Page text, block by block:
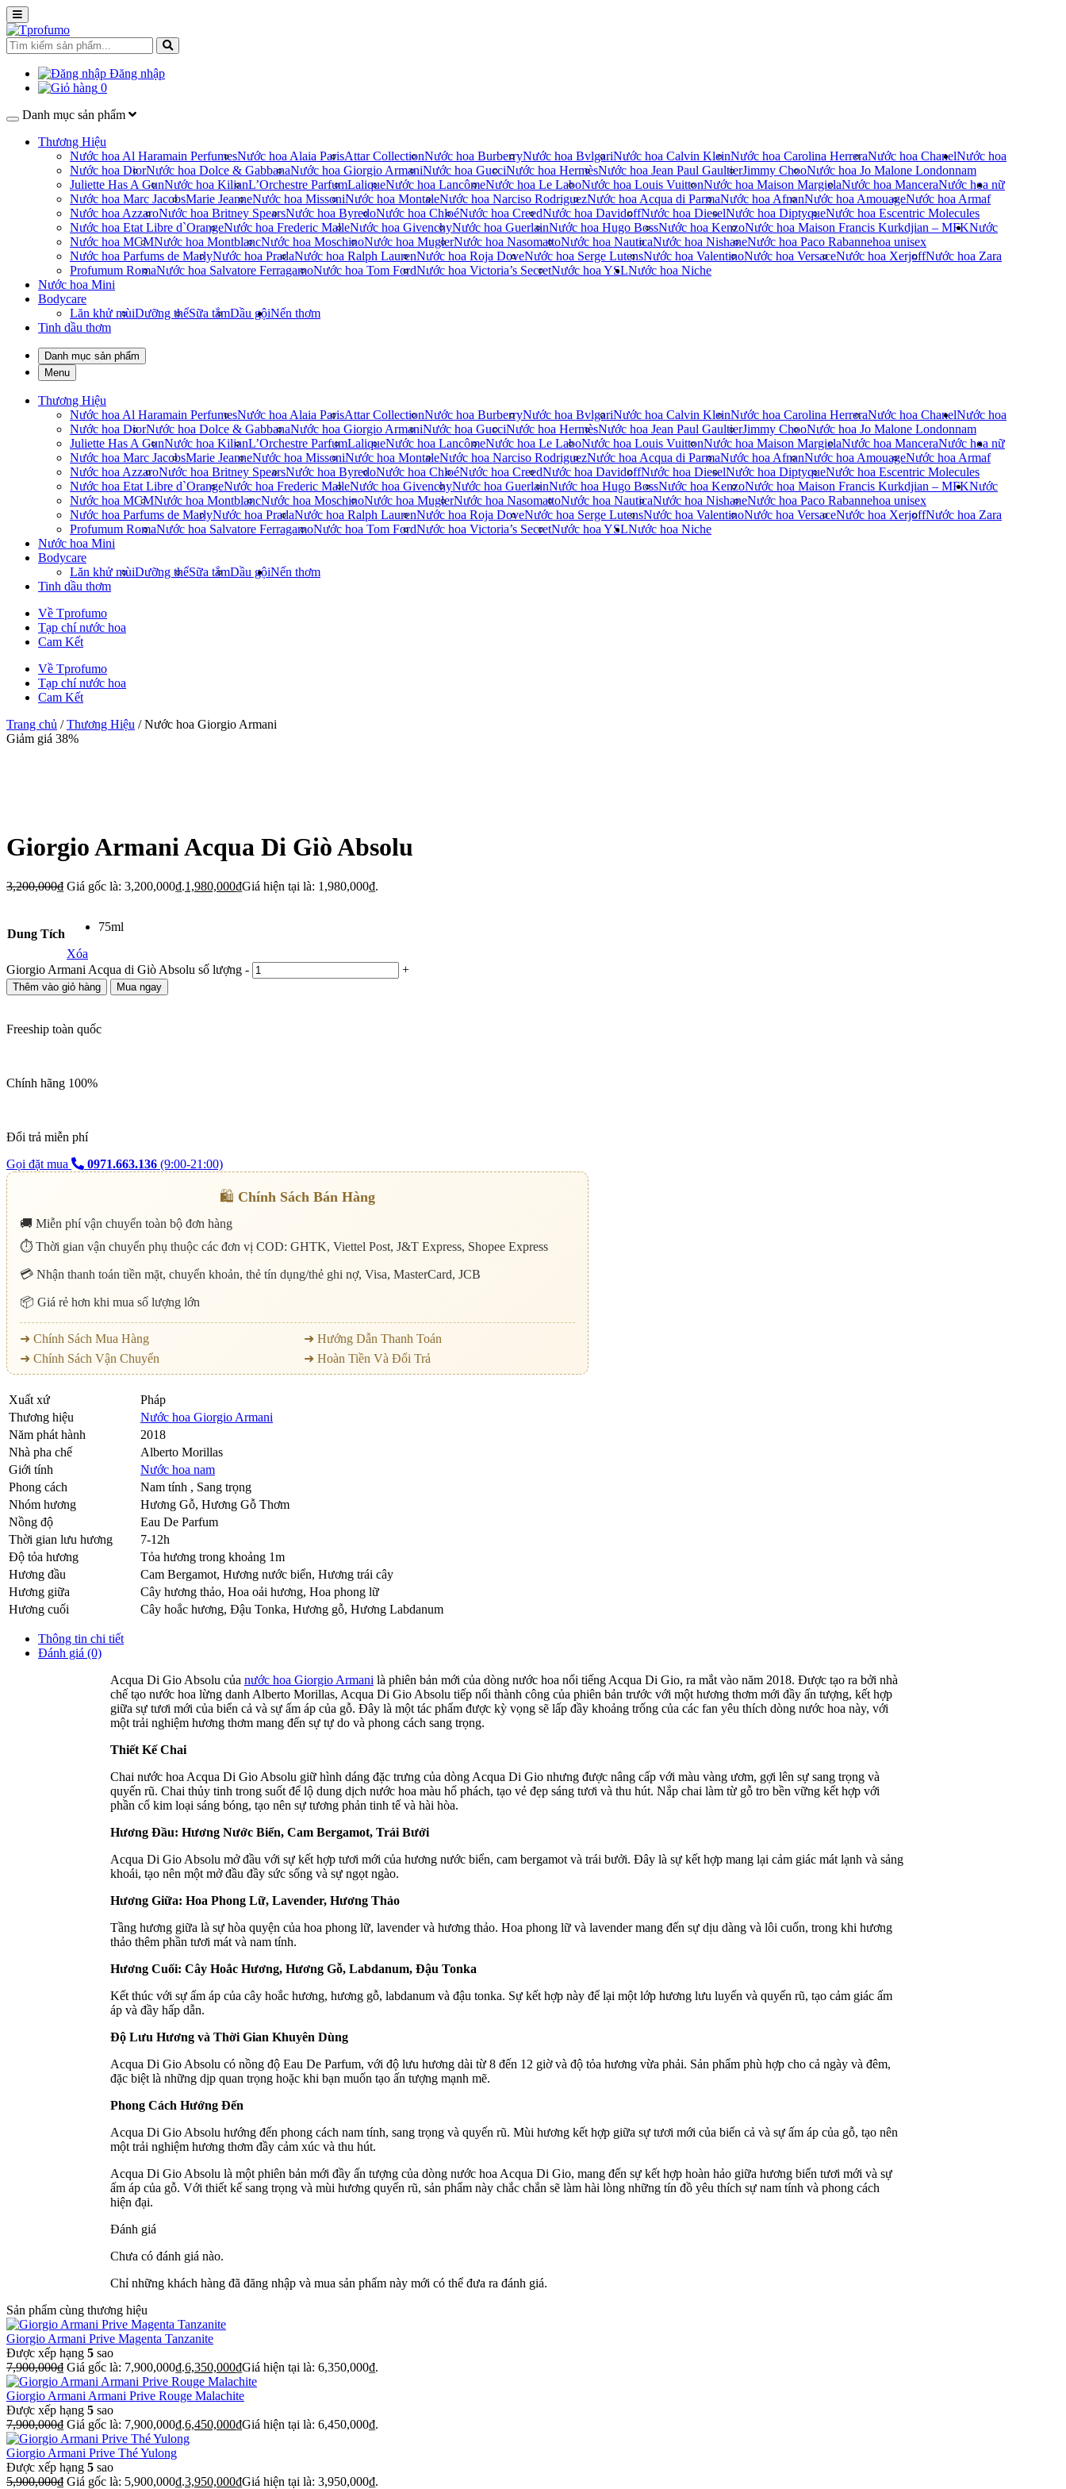
Đăng nhập
0
Danh mục sản phẩm
Thương Hiệu
Nước hoa Al Haramain PerfumesNước hoa Alaia ParisAttar CollectionNước hoa BurberryNước hoa BvlgariNước hoa Calvin KleinNước hoa Carolina HerreraNước hoa Chanel
Nước hoa DiorNước hoa Dolce & GabbanaNước hoa Giorgio ArmaniNước hoa GucciNước hoa HermèsNước hoa Jean Paul GaultierJimmy ChooNước hoa Jo Malone London
Juliette Has A GunNước hoa KilianL’Orchestre ParfumLaliqueNước hoa LancômeNước hoa Le LaboNước hoa Louis VuittonNước hoa Maison MargielaNước hoa Mancera
Nước hoa Marc JacobsMarie JeanneNước hoa MissoniNước hoa MontaleNước hoa Narciso RodriguezNước hoa Acqua di ParmaNước hoa AfnanNước hoa AmouageNước hoa Armaf
Nước hoa AzzaroNước hoa Britney SpearsNước hoa ByredoNước hoa ChloéNước hoa CreedNước hoa DavidoffNước hoa DieselNước hoa DiptyqueNước hoa Escentric Molecules
Nước hoa Etat Libre d`OrangeNước hoa Frederic MalleNước hoa GivenchyNước hoa GuerlainNước hoa Hugo BossNước hoa KenzoNước hoa Maison Francis Kurkdjian – MFK
Nước hoa MCMNước hoa MontblancNước hoa MoschinoNước hoa MuglerNước hoa NasomattoNước hoa NauticaNước hoa NishaneNước hoa Paco Rabanne
Nước hoa Parfums de MarlyNước hoa PradaNước hoa Ralph LaurenNước hoa Roja DoveNước hoa Serge LutensNước hoa ValentinoNước hoa VersaceNước hoa XerjoffNước hoa Zara
Profumum RomaNước hoa Salvatore FerragamoNước hoa Tom FordNước hoa Victoria’s SecretNước hoa YSL
Nước hoa
nam
Nước hoa nữ
Nước
hoa unisex
Nước hoa Niche
Nước hoa Mini
Bodycare
Lăn khử mùiDưỡng thểSữa tắmDầu gộiNến thơm
Tinh dầu thơm
Danh mục sản phẩm
Menu
Thương Hiệu
Nước hoa Al Haramain PerfumesNước hoa Alaia ParisAttar CollectionNước hoa BurberryNước hoa BvlgariNước hoa Calvin KleinNước hoa Carolina HerreraNước hoa Chanel
Nước hoa DiorNước hoa Dolce & GabbanaNước hoa Giorgio ArmaniNước hoa GucciNước hoa HermèsNước hoa Jean Paul GaultierJimmy ChooNước hoa Jo Malone London
Juliette Has A GunNước hoa KilianL’Orchestre ParfumLaliqueNước hoa LancômeNước hoa Le LaboNước hoa Louis VuittonNước hoa Maison MargielaNước hoa Mancera
Nước hoa Marc JacobsMarie JeanneNước hoa MissoniNước hoa MontaleNước hoa Narciso RodriguezNước hoa Acqua di ParmaNước hoa AfnanNước hoa AmouageNước hoa Armaf
Nước hoa AzzaroNước hoa Britney SpearsNước hoa ByredoNước hoa ChloéNước hoa CreedNước hoa DavidoffNước hoa DieselNước hoa DiptyqueNước hoa Escentric Molecules
Nước hoa Etat Libre d`OrangeNước hoa Frederic MalleNước hoa GivenchyNước hoa GuerlainNước hoa Hugo BossNước hoa KenzoNước hoa Maison Francis Kurkdjian – MFK
Nước hoa MCMNước hoa MontblancNước hoa MoschinoNước hoa MuglerNước hoa NasomattoNước hoa NauticaNước hoa NishaneNước hoa Paco Rabanne
Nước hoa Parfums de MarlyNước hoa PradaNước hoa Ralph LaurenNước hoa Roja DoveNước hoa Serge LutensNước hoa ValentinoNước hoa VersaceNước hoa XerjoffNước hoa Zara
Profumum RomaNước hoa Salvatore FerragamoNước hoa Tom FordNước hoa Victoria’s SecretNước hoa YSL
Nước hoa
nam
Nước hoa nữ
Nước
hoa unisex
Nước hoa Niche
Nước hoa Mini
Bodycare
Lăn khử mùiDưỡng thểSữa tắmDầu gộiNến thơm
Tinh dầu thơm
Về Tprofumo
Tạp chí nước hoa
Cam Kết
Về Tprofumo
Tạp chí nước hoa
Cam Kết
Trang chủ /Thương Hiệu / Nước hoa Giorgio Armani
Giảm giá 38%
Giorgio Armani Acqua Di Giò Absolu
3,200,000₫ Giá gốc là: 3,200,000₫.1,980,000₫Giá hiện tại là: 1,980,000₫.
Dung Tích
75ml
Xóa
Giorgio Armani Acqua di Giò Absolu số lượng - +
Thêm vào giỏ hàng Mua ngay
Freeship toàn quốc
Chính hãng 100%
Đổi trả miễn phí
Gọi đặt mua
0971.663.136 (9:00-21:00)
🛍️ Chính Sách Bán Hàng
🚚 Miễn phí vận chuyển toàn bộ đơn hàng
⏱️ Thời gian vận chuyển phụ thuộc các đơn vị COD: GHTK, Viettel Post, J&T Express, Shopee Express
💳 Nhận thanh toán tiền mặt, chuyển khoản, thẻ tín dụng/thẻ ghi nợ, Visa, MasterCard, JCB
📦 Giá rẻ hơn khi mua số lượng lớn
➜ Chính Sách Mua Hàng
➜ Hướng Dẫn Thanh Toán
➜ Chính Sách Vận Chuyển
➜ Hoàn Tiền Và Đổi Trả
Xuất xứ
Pháp
Thương hiệu
Nước hoa Giorgio Armani
Năm phát hành
2018
Nhà pha chế
Alberto Morillas
Giới tính
Nước hoa nam
Phong cách
Nam tính , Sang trọng
Nhóm hương
Hương Gỗ, Hương Gỗ Thơm
Nồng độ
Eau De Parfum
Thời gian lưu hương
7-12h
Độ tỏa hương
Tỏa hương trong khoảng 1m
Hương đầu
Cam Bergamot, Hương nước biển, Hương trái cây
Hương giữa
Cây hương thảo, Hoa oải hương, Hoa phong lữ
Hương cuối
Cây hoắc hương, Đậu Tonka, Hương gỗ, Hương Labdanum
Thông tin chi tiết
Đánh giá (0)
Acqua Di Gio Absolu của nước hoa Giorgio Armani là phiên bản mới của dòng nước hoa nổi tiếng Acqua Di Gio, ra mắt vào năm 2018. Được tạo ra bởi nhà
chế tạo nước hoa lừng danh Alberto Morillas, Acqua Di Gio Absolu tiếp nối thành công của phiên bản trước với một hương thơm mới đầy ấn tượng, kết hợp
giữa sự tươi mới của biển cả và sự ấm áp của gỗ. Đây là một tác phẩm được kỳ vọng sẽ lấp đầy khoảng trống của các fan yêu thích dòng nước hoa này, với
một trải nghiệm hương thơm mang đến sự tự do và phong cách sang trọng.
Thiết Kế Chai
Chai nước hoa Acqua Di Gio Absolu giữ hình dáng đặc trưng của dòng Acqua Di Gio nhưng được nâng cấp với màu vàng ươm, gợi lên sự sang trọng và
quyến rũ. Chai thủy tinh trong suốt để lộ dung dịch nước hoa màu hổ phách, tạo vẻ đẹp sáng tươi và thu hút. Nắp chai làm từ gỗ tro bền vững kết hợp với
phần cổ kim loại sáng bóng, tạo nên sự tương phản tinh tế và hài hòa.
Hương Đầu: Hương Nước Biển, Cam Bergamot, Trái Bưởi
Acqua Di Gio Absolu mở đầu với sự kết hợp tươi mới của hương nước biển, cam bergamot và trái bưởi. Đây là sự kết hợp mang lại cảm giác mát lạnh và sảng
khoái, tạo nên một mở đầu đầy sức sống và sự ngọt ngào.
Hương Giữa: Hoa Phong Lữ, Lavender, Hương Thảo
Tầng hương giữa là sự hòa quyện của hoa phong lữ, lavender và hương thảo. Hoa phong lữ và lavender mang đến sự dịu dàng và lôi cuốn, trong khi hương
thảo thêm phần tươi mát và nam tính.
Hương Cuối: Cây Hoắc Hương, Hương Gỗ, Labdanum, Đậu Tonka
Kết thúc với sự ấm áp của cây hoắc hương, hương gỗ, labdanum và đậu tonka. Sự kết hợp này để lại một lớp hương lưu luyến và quyến rũ, tạo cảm giác ấm
áp và đầy hấp dẫn.
Độ Lưu Hương và Thời Gian Khuyên Dùng
Acqua Di Gio Absolu có nồng độ Eau De Parfum, với độ lưu hương dài từ 8 đến 12 giờ và độ tỏa hương vừa phải. Sản phẩm phù hợp cho cả ngày và đêm,
đặc biệt là những dịp quan trọng hoặc khi bạn muốn tạo ấn tượng mạnh mẽ.
Phong Cách Hướng Đến
Acqua Di Gio Absolu hướng đến phong cách nam tính, sang trọng và quyến rũ. Mùi hương kết hợp giữa sự tươi mới của biển cả và sự ấm áp của gỗ, tạo nên
một trải nghiệm hương thơm đầy cảm xúc và thu hút.
Acqua Di Gio Absolu là một phiên bản mới đầy ấn tượng của dòng nước hoa Acqua Di Gio, mang đến sự kết hợp hoàn hảo giữa hương biển tươi mới và sự
ấm áp của gỗ. Với thiết kế sang trọng và mùi hương quyến rũ, sản phẩm này chắc chắn sẽ làm hài lòng những tín đồ yêu thích sự nam tính và phong cách
hiện đại.
Đánh giá
Chưa có đánh giá nào.
Chỉ những khách hàng đã đăng nhập và mua sản phẩm này mới có thể đưa ra đánh giá.
Sản phẩm cùng thương hiệu
Giorgio Armani Prive Magenta Tanzanite
Được xếp hạng 5 sao
7,900,000₫ Giá gốc là: 7,900,000₫.6,350,000₫Giá hiện tại là: 6,350,000₫.
Giorgio Armani Armani Prive Rouge Malachite
Được xếp hạng 5 sao
7,900,000₫ Giá gốc là: 7,900,000₫.6,450,000₫Giá hiện tại là: 6,450,000₫.
Giorgio Armani Prive Thé Yulong
Được xếp hạng 5 sao
5,900,000₫ Giá gốc là: 5,900,000₫.3,950,000₫Giá hiện tại là: 3,950,000₫.